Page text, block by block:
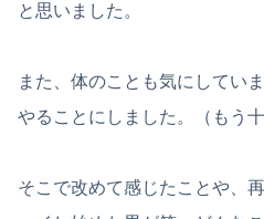
と思いました。
また、体のことも気にしてい
やることにしました。（もう十
そこで改めて感じたことや、再